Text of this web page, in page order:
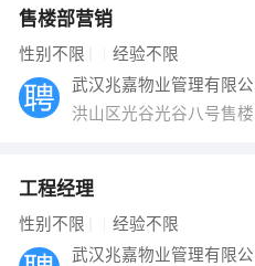
跟单
其他职位
售楼部营销
性别不限 经验不限
武汉兆嘉物业管理有限公
洪山区光谷光谷八号售
工程经理
性别不限 经验不限
武汉兆嘉物业管理有限公